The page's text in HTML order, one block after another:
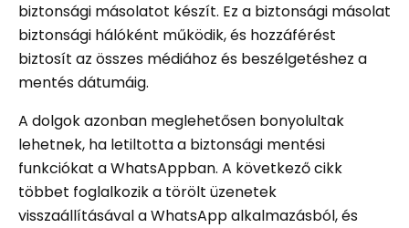
biztonsági másolatot készít. Ez a biztonsági másolat
biztonsági hálóként működik, és hozzáférést
biztosít az összes médiához és beszélgetéshez a
mentés dátumáig.
A dolgok azonban meglehetősen bonyolultak
lehetnek, ha letiltotta a biztonsági mentési
funkciókat a WhatsAppban. A következő cikk
többet foglalkozik a törölt üzenetek
visszaállításával a WhatsApp alkalmazásból, és